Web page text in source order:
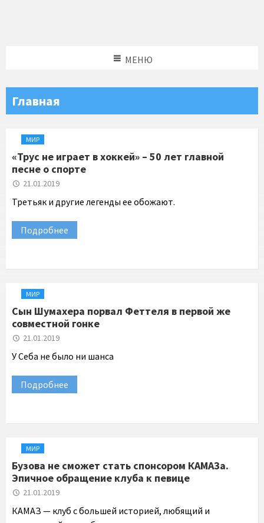
МЕНЮ
Главная
МИР
«Трус не играет в хоккей» – 50 лет главной
песне о спорте
21.01.2019
Третьяк и другие легенды ее обожают.
Подробнее
МИР
Сын Шумахера порвал Феттеля в первой же
совместной гонке
21.01.2019
У Себа не было ни шанса
Подробнее
МИР
Бузова не сможет стать спонсором КАМАЗа.
Эпичное обращение клуба к певице
21.01.2019
КАМАЗ — клуб с большей историей, любящий и